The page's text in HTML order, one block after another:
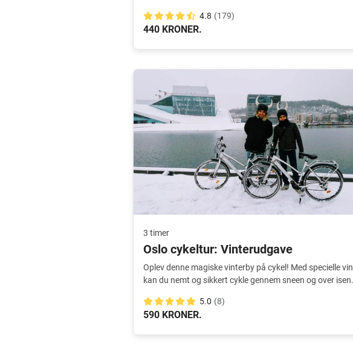
4.8 (179)
440 KRONER.
3 timer
Oslo cykeltur: Vinterudgave
Oplev denne magiske vinterby på cykel! Med specielle
kan du nemt og sikkert cykle gennem sneen og over isen.
5.0 (8)
590 KRONER.